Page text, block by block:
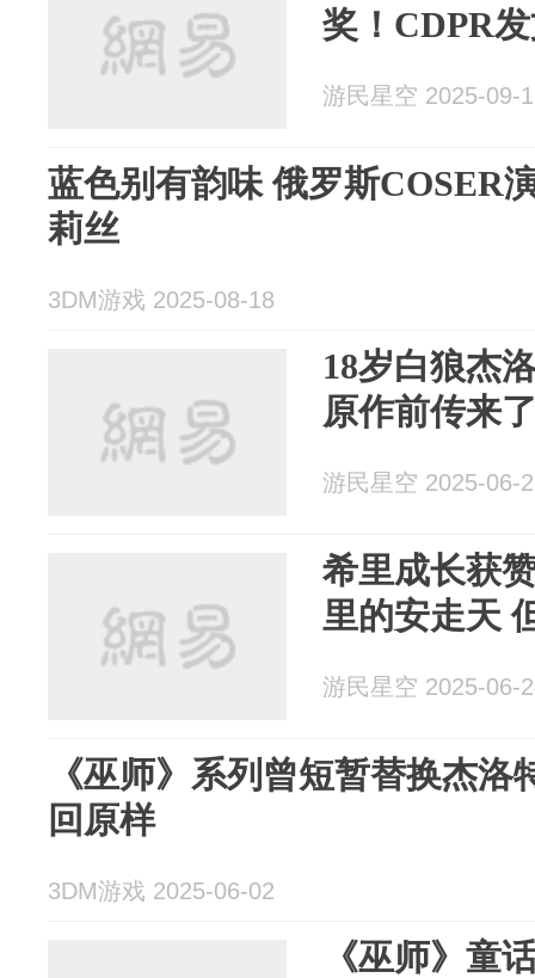
奖！CDPR
游民星空 2025-09-
蓝色别有韵味 俄罗斯COSER
莉丝
3DM游戏 2025-08-18
18岁白狼杰
原作前传来
游民星空 2025-06-
希里成长获
里的安走天
游民星空 2025-06-
《巫师》系列曾短暂替换杰洛
回原样
3DM游戏 2025-06-02
《巫师》童